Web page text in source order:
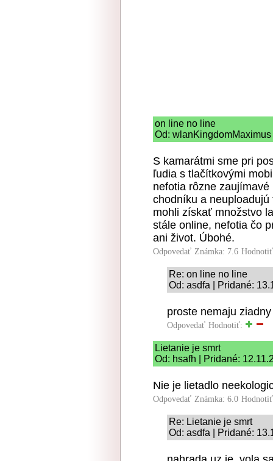
on line no line
Od:
S kamarátmi sme pri
ľudia s tlačítkovými
nefotia rôzne
chodníku a
mohli získať množstvo
stále online, nefotia čo
ani život. Úbohé.
Odpovedať Známka: 7.6
Re: on line no line
Od: asdfa | Pridané:
proste nemaju
Odpovedať Hodnotiť:
Lietanie je smrt
Od: hsafh | Pridané:
Nie je lietadlo
Odpovedať Známka: 6.0
Re: Lietanie je smrt
Od: asdfa | Pridané: